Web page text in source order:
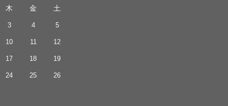
木 金 土
3 4 5
10 11 12
17 18 19
24 25 26